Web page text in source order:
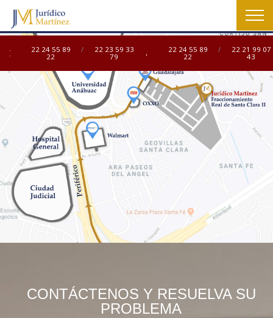
22 24 55 89
22
/
22 23 59 33
79
22 24 55 89
22
/
22 21 99 07
43
CONTÁCTENOS Y RESUELVA SU
PROBLEMA